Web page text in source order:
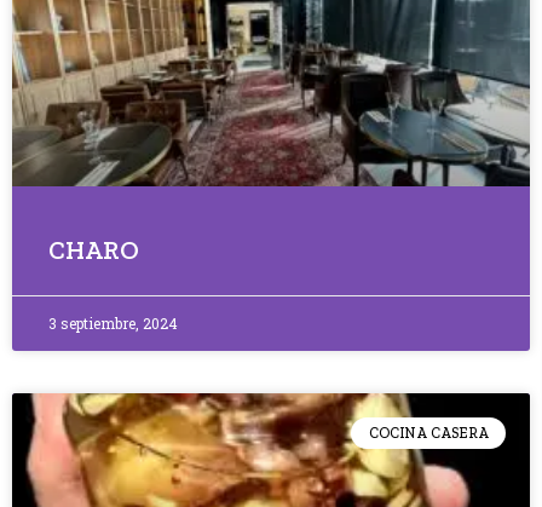
CHARO
3 septiembre, 2024
COCINA CASERA